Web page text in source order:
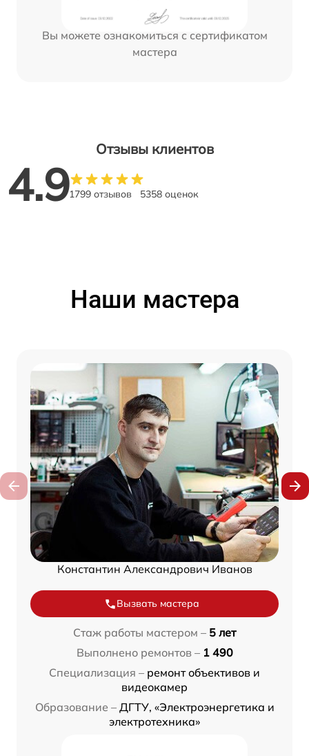
Вы можете ознакомиться с сертификатом
мастера
Отзывы клиентов
4.91799 отзывов 5358 оценок
Наши мастера
Константин Александрович Иванов
Вызвать мастера
Стаж работы мастером – 5 лет
Выполнено ремонтов – 1 490
Специализация – ремонт объективов и
видеокамер
Образование – ДГТУ, «Электроэнергетика и
электротехника»